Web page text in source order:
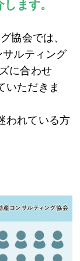
ます。
協会では、
ルティング
に合わせ
いただきま
われている方